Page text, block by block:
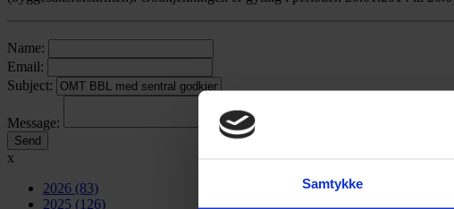
Samtykke
Name:
Email:
Subject:
Message:
x
2026 (83)
2025 (126)